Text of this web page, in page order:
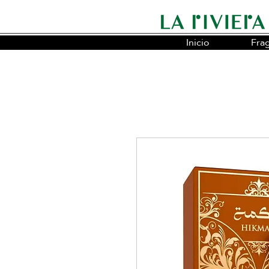
Somos la cadena líder en
Inicio